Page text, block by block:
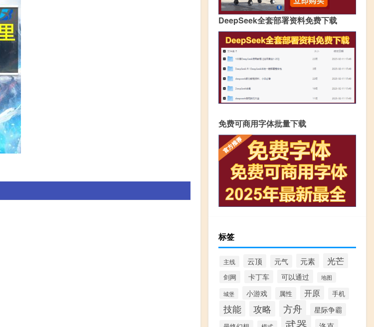
DeepSeek全套部署资料免费下载
免费可商用字体批量下载
标签
主线 云顶 元气 元素 光芒
剑网 卡丁车 可以通过 地图
城堡 小游戏 属性 开原 手机
技能 攻略 方舟 星际争霸